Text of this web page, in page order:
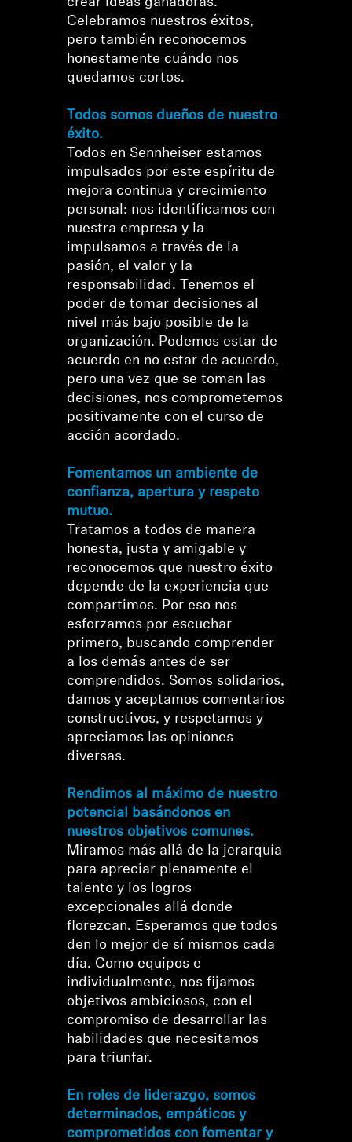
Celebramos nuestros éxitos,
pero también reconocemos
honestamente cuándo nos
quedamos cortos.
Todos somos dueños de nuestro
éxito.
Todos en Sennheiser estamos
impulsados por este espíritu de
mejora continua y crecimiento
personal: nos identificamos con
nuestra empresa y la
impulsamos a través de la
pasión, el valor y la
responsabilidad. Tenemos el
poder de tomar decisiones al
nivel más bajo posible de la
organización. Podemos estar de
acuerdo en no estar de acuerdo,
pero una vez que se toman las
decisiones, nos comprometemos
positivamente con el curso de
acción acordado.
Fomentamos un ambiente de
confianza, apertura y respeto
mutuo.
Tratamos a todos de manera
honesta, justa y amigable y
reconocemos que nuestro éxito
depende de la experiencia que
compartimos. Por eso nos
esforzamos por escuchar
primero, buscando comprender
a los demás antes de ser
comprendidos. Somos solidarios,
damos y aceptamos comentarios
constructivos, y respetamos y
apreciamos las opiniones
diversas.
Rendimos al máximo de nuestro
potencial basándonos en
nuestros objetivos comunes.
Miramos más allá de la jerarquía
para apreciar plenamente el
talento y los logros
excepcionales allá donde
florezcan. Esperamos que todos
den lo mejor de sí mismos cada
día. Como equipos e
individualmente, nos fijamos
objetivos ambiciosos, con el
compromiso de desarrollar las
habilidades que necesitamos
para triunfar.
En roles de liderazgo, somos
determinados, empáticos y
comprometidos con fomentar y
Se requiere iniciar sesión
productos a su lista de deseos y ver los artículos
guardados anteriormente.
Acceso